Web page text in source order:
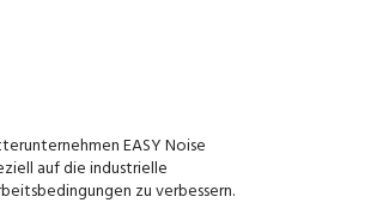
EASY Noise
auf die industrielle
zu verbessern.